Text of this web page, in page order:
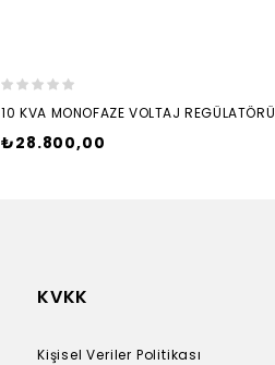
10 KVA MONOFAZE VOLTAJ REGÜLATÖRÜ
Fiyat
₺28.800,00
KVKK
Kişisel Veriler Politikası